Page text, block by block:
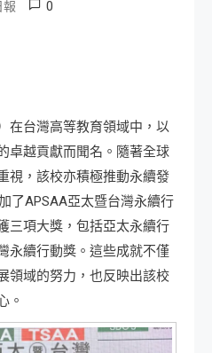
報 0
在台灣高等教育領域中，以
卓越貢獻而聞名。隨著全球
視，該校亦積極推動永續發
了APSAA亞太暨台灣永續行
三項大獎，包括亞太永續行
永續行動獎。這些成就不僅
領域的努力，也反映出該校
。